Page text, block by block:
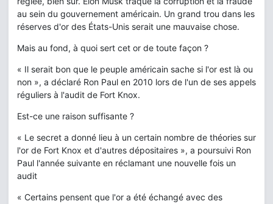
au sein du gouvernement américain. Un grand trou dans les
réserves d'or des États-Unis serait une mauvaise chose.
Mais au fond, à quoi sert cet or de toute façon ?
« Il serait bon que le peuple américain sache si l'or est là ou
non », a déclaré Ron Paul en 2010 lors de l'un de ses appels
réguliers à l'audit de Fort Knox.
Est-ce une raison suffisante ?
« Le secret a donné lieu à un certain nombre de théories sur
l'or de Fort Knox et d'autres dépositaires », a poursuivi Ron
Paul l'année suivante en réclamant une nouvelle fois un
audit
« Certains pensent que l'or a été échangé avec des